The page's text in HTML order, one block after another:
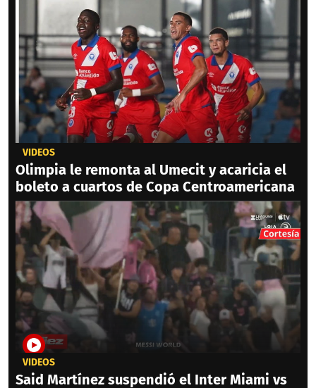
VIDEOS
Olimpia le remonta al Umecit y acaricia el
boleto a cuartos de Copa Centroamericana
VIDEOS
Said Martínez suspendió el Inter Miami vs